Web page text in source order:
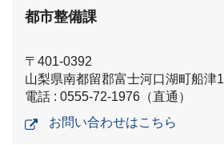
都市整備課
〒401-0392
山梨県南都留郡富士河口湖町船津
電話 : 0555-72-1976（直通）
お問い合わせはこちら